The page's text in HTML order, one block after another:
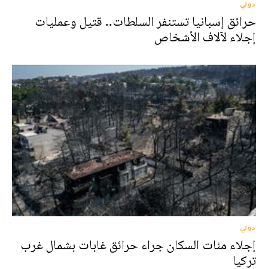
دولي
حرائق إسبانيا تستنفر السلطات.. قتيل وعمليات
إجلاء لآلاف الأشخاص
دولي
إجلاء مئات السكان جراء حرائق غابات بشمال غرب
تركيا